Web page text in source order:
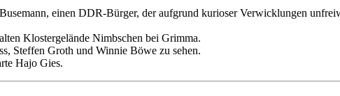
einen DDR-Bürger, der aufgrund kurioser Verwicklungen
Klostergelände Nimbschen bei Grimma.
Steffen Groth und Winnie Böwe zu sehen.
Hajo Gies.